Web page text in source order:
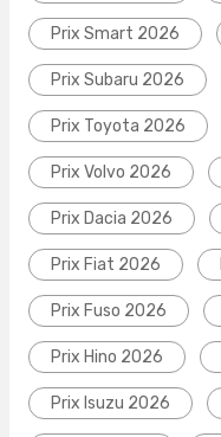
Prix Smart 2026
Prix Subaru 2026
Prix Toyota 2026
Prix Volvo 2026
Prix Dacia 2026
Prix Fiat 2026
Prix Fuso 2026
Prix Hino 2026
Prix Isuzu 2026